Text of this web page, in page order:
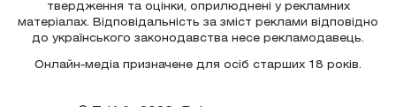
твердження та оцінки, оприлюднені у рекламних
матеріалах. Відповідальність за зміст реклами відповідно
до українського законодавства несе рекламодавець.
Онлайн-медіа призначене для осіб старших 18 років.